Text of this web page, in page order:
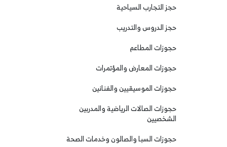
حجز التجارب السياحية
حجز الدروس والتدريب
حجوزات المطاعم
حجوزات المعارض والمؤتمرات
حجوزات الموسيقيين والفنانين
حجوزات الصالات الرياضية والمدربين
الشخصيين
حجوزات السبا والصالون وخدمات الصحة